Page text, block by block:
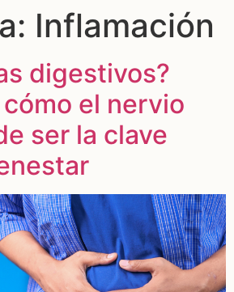
Inflamación
digestivos?
el nervio
ser la clave